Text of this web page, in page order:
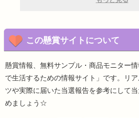
この懸賞サイトについて
懸賞情報、無料サンプル・商品モニター
で生活するための情報サイト」です。リ
ツや実際に届いた当選報告を参考にして
めましょう☆